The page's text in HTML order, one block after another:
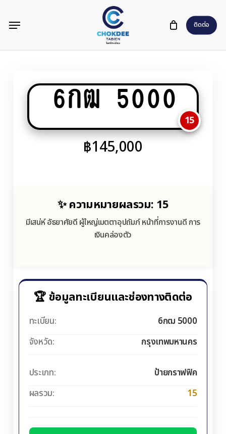
content
ติดต่อ
Menu
6กฒ 5000
15
฿145,000
✨ ความหมายผลรวม: 15
มีเสน่ห์ อัธยาศัยดี ผู้ใหญ่เมตตาอุปถัมภ์ หน้าที่การงานดี การ
เงินคล่องตัว
🏆 ข้อมูลทะเบียนและช่องทางติดต่อ
ทะเบียน:
6กฒ 5000
จังหวัด:
กรุงเทพมหานคร
ประเภท:
ป้ายกราฟฟิค
ผลรวม:
15